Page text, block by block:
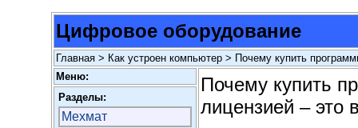
Цифровое оборудование
Главная > Как устроен компьютер > Почему купить
Меню:
Почему купить
лицензией – это
Разделы:
Мехмат